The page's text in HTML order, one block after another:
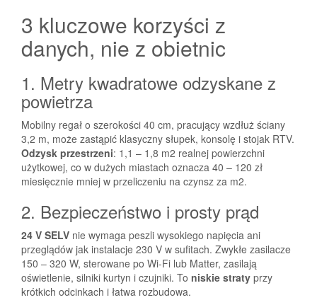
3 kluczowe korzyści z
danych, nie z obietnic
1. Metry kwadratowe odzyskane z
powietrza
Mobilny regał o szerokości 40 cm, pracujący wzdłuż ściany
3,2 m, może zastąpić klasyczny słupek, konsolę i stojak RTV.
Odzysk przestrzeni: 1,1 – 1,8 m2 realnej powierzchni
użytkowej, co w dużych miastach oznacza 40 – 120 zł
miesięcznie mniej w przeliczeniu na czynsz za m2.
2. Bezpieczeństwo i prosty prąd
24 V SELV nie wymaga peszli wysokiego napięcia ani
przeglądów jak instalacje 230 V w sufitach. Zwykłe zasilacze
150 – 320 W, sterowane po Wi-Fi lub Matter, zasilają
oświetlenie, silniki kurtyn i czujniki. To niskie straty przy
krótkich odcinkach i łatwa rozbudowa.